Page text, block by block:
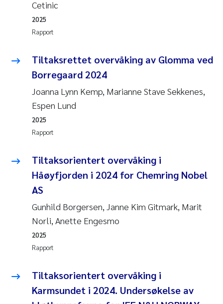
Anastasia Georgantzopoulou
Roar Brænden
Merete Schøyen
Camilla With Fagerli
Lena Haugland Moen
Medyan Esam Ghareeb
Prem Chand
Thorjørn Larssen
Kasper Hancke
Svetlana Pakhomova
Susanne Jøntvedt Jørgensen
Cetinic
Rapport
2025
Tiltaksrettet overvåking av Glomma ved
Borregaard 2024
Joanna Lynn Kemp, Marianne Stave Sekkenes,
Espen Lund
Rapport
2025
Tiltaksorientert overvåking i
Håøyfjorden i 2024 for Chemring Nobel
AS
Gunhild Borgersen, Janne Kim Gitmark, Marit
Norli, Anette Engesmo
Rapport
2025
Tiltaksorientert overvåking i
Karmsundet i 2024. Undersøkelse av